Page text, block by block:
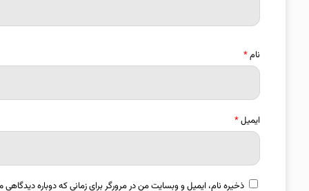
نام*
ایمیل*
ذخیره نام، ایمیل و وبسایت من در مرورگر برای زمانی که دوباره